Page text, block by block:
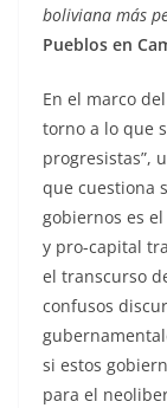
boliviana más
Pueblos en
En el marco
torno a lo que
progresistas”,
que cuestiona
gobiernos es
y pro-capital
el transcurso
confusos
si estos
para el